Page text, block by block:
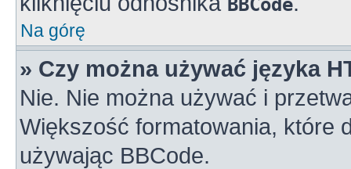
BBCode
Na górę
» Czy można używać języka
Nie. Nie można używać i
Większość formatowania, które
używając BBCode.